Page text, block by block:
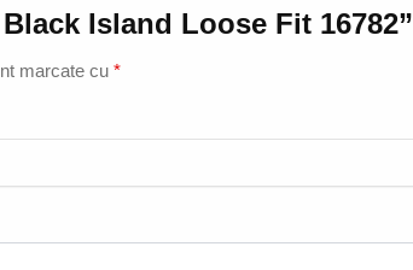
Island Loose Fit 16782”
marcate cu *